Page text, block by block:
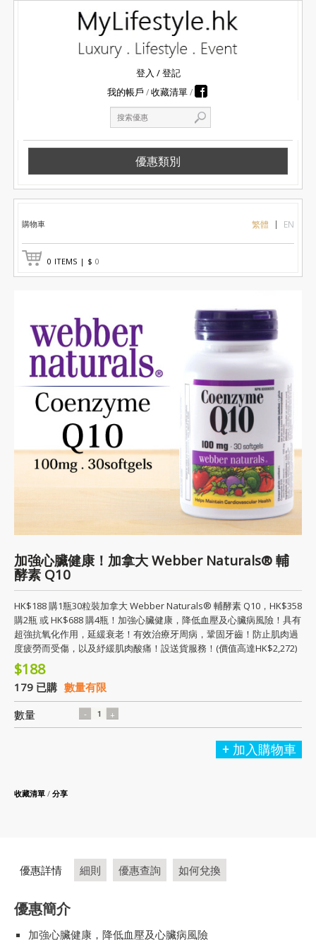
登入 /登記
我的帳戶
收藏清單
優惠類別
購物車 繁體 EN
0 ITEMS | $ 0
加強心臟健康！加拿大 Webber Naturals® 輔
酵素 Q10
HK$188 購1瓶30粒裝加拿大 Webber Naturals® 輔酵素 Q10，HK$358
購2瓶 或 HK$688 購4瓶！加強心臟健康，降低血壓及心臟病風險！具有
超強抗氧化作用，延緩衰老！有效治療牙周病，鞏固牙齒！防止肌肉過
度疲勞而受傷，以及紓緩肌肉酸痛！設送貨服務！(價值高達HK$2,272)
$188
179 已購 數量有限
數量
加入購物車
收藏清單 / 分享
優惠詳情 細則 優惠查詢 如何兌換
優惠簡介
加強心臟健康，降低血壓及心臟病風險